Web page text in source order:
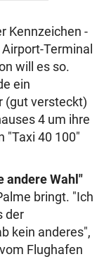
Kennzeichen -
Terminal
will es so.
ein
(gut versteckt)
4 um ihre
"Taxi 40 100"
andere Wahl"
bringt. "Ich
der
kein anderes",
Flughafen